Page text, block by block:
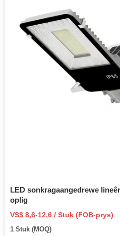
LED sonkragaangedrewe
oplig
VS$ 8,6-12,6 / Stuk (FOB-prys)
1 Stuk (MOQ)